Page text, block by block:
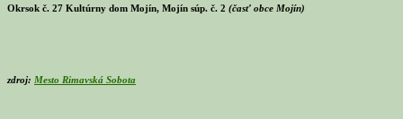
Okrsok č. 27 Kultúrny dom Mojín, Mojín súp. č. 2 (časť obce Mojín)
zdroj: Mesto Rimavská Sobota